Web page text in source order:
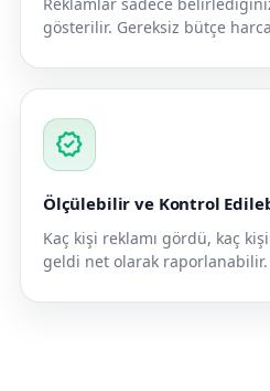
gösterilir. Gereksiz bütçe
verified
Ölçülebilir ve Kontrol
Kaç kişi reklamı gördü, kaç
geldi net olarak raporlanabilir.